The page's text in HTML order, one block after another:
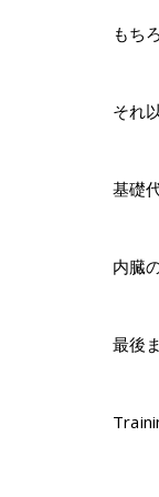
もち
それ
基礎
内臓
最後